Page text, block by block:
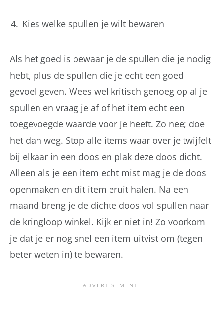
Kies welke spullen je wilt bewaren
Als het goed is bewaar je de spullen die je nodig
hebt, plus de spullen die je echt een goed
gevoel geven. Wees wel kritisch genoeg op al je
spullen en vraag je af of het item echt een
toegevoegde waarde voor je heeft. Zo nee; doe
het dan weg. Stop alle items waar over je twijfelt
bij elkaar in een doos en plak deze doos dicht.
Alleen als je een item echt mist mag je de doos
openmaken en dit item eruit halen. Na een
maand breng je de dichte doos vol spullen naar
de kringloop winkel. Kijk er niet in! Zo voorkom
je dat je er nog snel een item uitvist om (tegen
beter weten in) te bewaren.